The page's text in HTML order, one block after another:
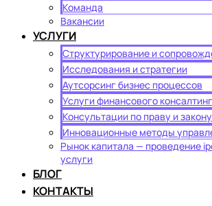
Команда
Вакансии
УСЛУГИ
Структурирование и
Исследования и стратегии
Аутсорсинг бизнес процессов
Услуги финансового
Консультации по праву и закону
Инновационные методы
Рынок капитала — проведение
услуги
БЛОГ
КОНТАКТЫ